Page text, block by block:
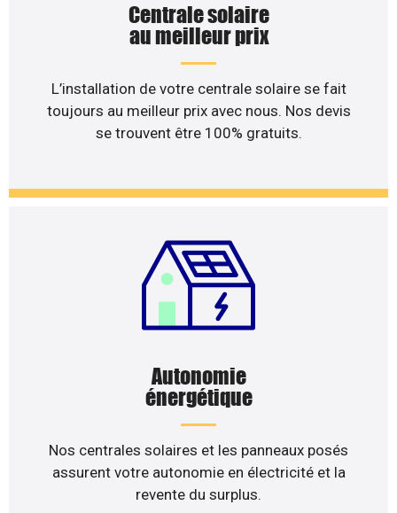
Centrale solaire
au meilleur prix
L’installation de votre centrale solaire se fait
toujours au meilleur prix avec nous. Nos devis
se trouvent être 100% gratuits.
Autonomie
énergétique
Nos centrales solaires et les panneaux posés
assurent votre autonomie en électricité et la
revente du surplus.